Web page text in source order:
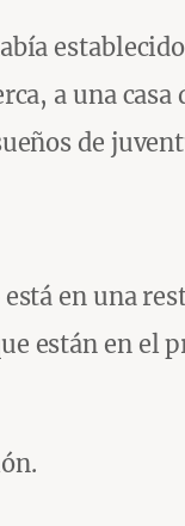
a una casa
de
en una
están en el